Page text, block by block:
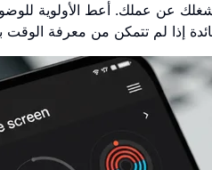
عن عملك. أعط الأولوية